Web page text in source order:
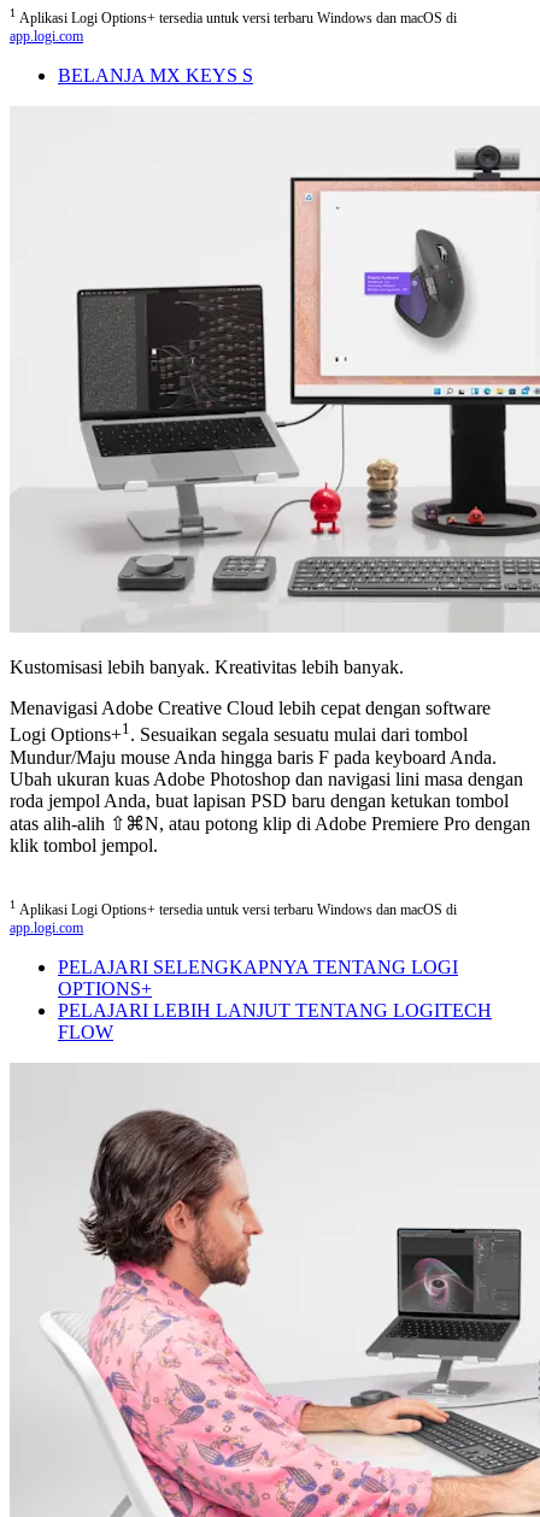
1 Aplikasi Logi Options+ tersedia untuk versi terbaru Windows dan macOS di
app.logi.com
BELANJA MX KEYS S
Kustomisasi lebih banyak. Kreativitas lebih banyak.
Menavigasi Adobe Creative Cloud lebih cepat dengan software
Logi Options+1. Sesuaikan segala sesuatu mulai dari tombol
Mundur/Maju mouse Anda hingga baris F pada keyboard Anda.
Ubah ukuran kuas Adobe Photoshop dan navigasi lini masa dengan
roda jempol Anda, buat lapisan PSD baru dengan ketukan tombol
atas alih-alih ⇧⌘N, atau potong klip di Adobe Premiere Pro dengan
klik tombol jempol.
1 Aplikasi Logi Options+ tersedia untuk versi terbaru Windows dan macOS di
app.logi.com
PELAJARI SELENGKAPNYA TENTANG LOGI
OPTIONS+
PELAJARI LEBIH LANJUT TENTANG LOGITECH
FLOW